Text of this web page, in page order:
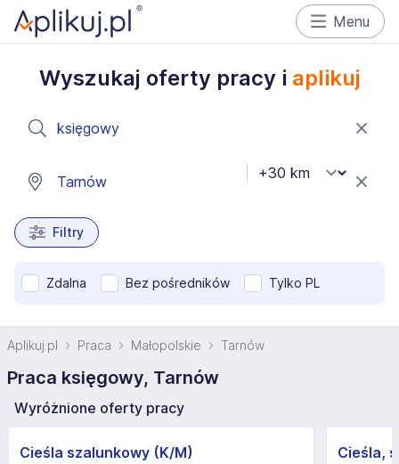
Menu
Wyszukaj oferty pracy i aplikuj
Filtry
Zdalna Bez pośredników Tylko PL
Aplikuj.pl Praca Małopolskie Tarnów
Praca księgowy, Tarnów
Wyróżnione oferty pracy
Cieśla szalunkowy (K/M)